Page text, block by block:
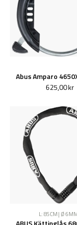
625,00 kr
L: 85CM | Ø